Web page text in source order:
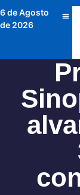
6 de Agosto
de 2026